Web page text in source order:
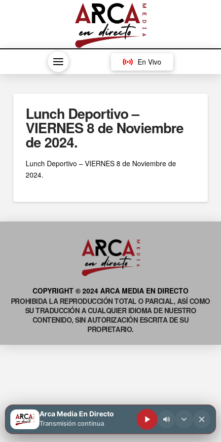
En Vivo
Lunch Deportivo –
VIERNES 8 de Noviembre
de 2024.
Lunch Deportivo – VIERNES 8 de Noviembre de
2024.
COPYRIGHT © 2024 ARCA MEDIA EN DIRECTO
PROHIBIDA LA REPRODUCCIÓN TOTAL O PARCIAL, ASÍ COMO
SU TRADUCCIÓN A CUALQUIER IDIOMA DE NUESTRO
CONTENIDO, SIN AUTORIZACIÓN ESCRITA DE SU
PROPIETARIO.
Arca Media En Directo
Transmisión continua